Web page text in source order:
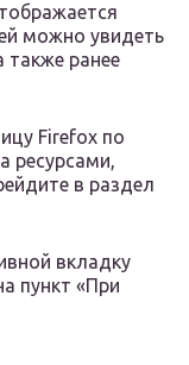
можно увидеть
ранее
Firefox по
ресурсами,
в раздел
вкладку
пункт «При